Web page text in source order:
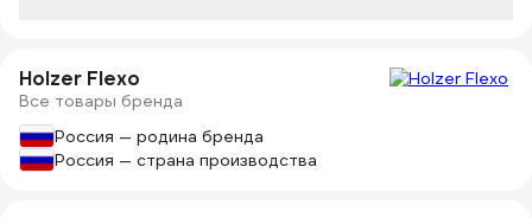
Holzer Flexo
Все товары бренда
Россия — родина бренда
Россия — страна производства